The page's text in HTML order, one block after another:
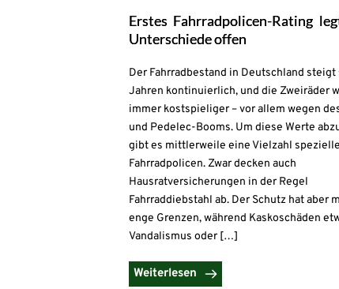
Erstes Fahrradpolicen-Rating
Unterschiede offen
Der Fahrradbestand in Deutschland
Jahren kontinuierlich, und die Zweiräder
immer kostspieliger – vor allem wegen
und Pedelec-Booms. Um diese Werte
gibt es mittlerweile eine Vielzahl
Fahrradpolicen. Zwar decken auch
Hausratversicherungen in der Regel
Fahrraddiebstahl ab. Der Schutz hat aber
enge Grenzen, während Kaskoschäden
Vandalismus oder […]
Weiterlesen